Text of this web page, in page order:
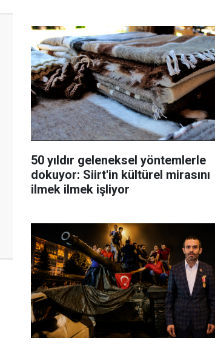
50 yıldır geleneksel yöntemlerle
dokuyor: Siirt'in kültürel mirasını
ilmek ilmek işliyor